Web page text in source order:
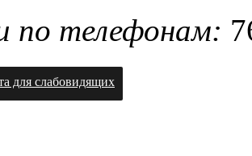
по телефонам:
для слабовидящих